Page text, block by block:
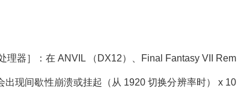
］：在 ANVIL （DX12）、Final Fantasy VII Rem
现间歇性崩溃或挂起（从 1920 切换分辨率时） x 10